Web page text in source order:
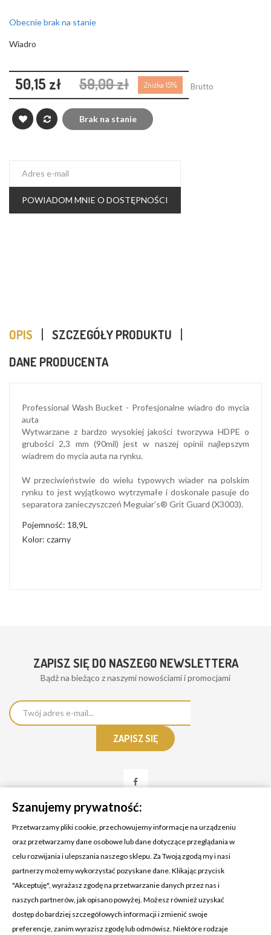
Obecnie brak na stanie
Wiadro
50,15 zł 59,00 zł Zniżka 15% Brutto
Brak na stanie
POWIADOM MNIE O DOSTĘPNOŚCI
OPIS
SZCZEGÓŁY PRODUKTU
DANE PRODUCENTA
Professional Wash Bucket - Profesjonalne wiadro do mycia
auta
Wytwarzane z bardzo wysokiej jakości tworzywa HDPE o
grubości 2,3 mm (90mil) jest w naszej opinii najlepszym
wiadrem do mycia auta na rynku.
W przeciwieństwie do wielu typowych wiader na polskim
rynku to jest wyjątkowo wytrzymałe i doskonale pasuje do
separatora zanieczyszczeń Meguiar’s® Grit Guard (X3003).
Pojemność: 18,9L
Kolor: czarny
ZAPISZ SIĘ DO NASZEGO NEWSLETTERA
Bądż na bieżąco z naszymi nowościami i promocjami
KONTAKT Z NAMI
Adres:
Cosmetic4car
Budzisz 73A
39-200 Dębica
Szanujemy prywatność:
Przetwarzamy pliki cookie, przechowujemy informacje na urządzeniu
oraz przetwarzamy dane osobowe lub dane dotyczące przeglądania w
celu rozwijania i ulepszania naszego sklepu. Za Twoją zgodą my i nasi
partnerzy możemy wykorzystać pozyskane dane. Klikając przycisk
"Akceptuję", wyrażasz zgodę na przetwarzanie danych przez nas i
naszych partnerów, jak opisano powyżej. Możesz również uzyskać
dostęp do bardziej szczegółowych informacji i zmienić swoje
preferencje, zanim wyrazisz zgodę lub odmówisz. Niektóre rodzaje